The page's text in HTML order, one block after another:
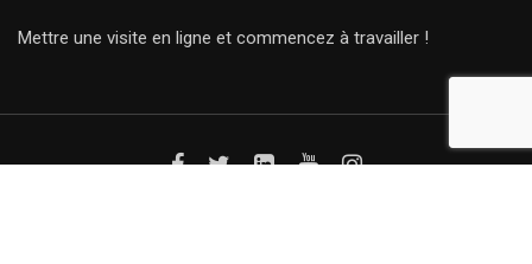
Mettre une visite en ligne et commencez à travailler !